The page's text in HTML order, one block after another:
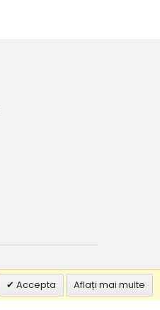
Accepta Aflați mai multe